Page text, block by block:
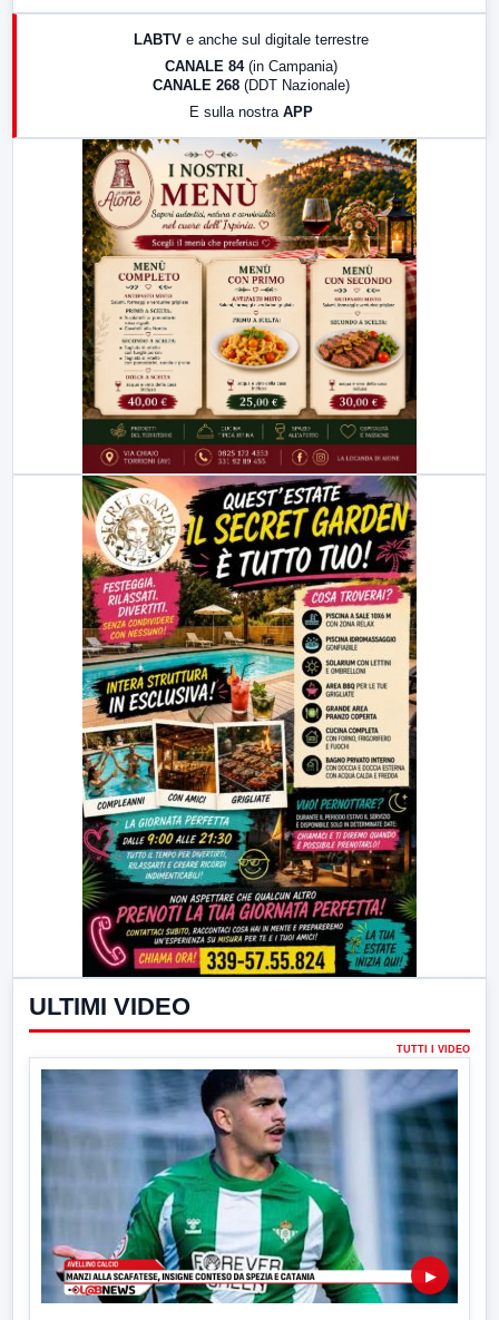
17:00 LabNews (replica)
LabNews (replica)
LABTV e anche sul digitale terrestre
CANALE 84 (in Campania)
CANALE 268 (DDT Nazionale)
E sulla nostra APP
ULTIMI VIDEO
TUTTI I VIDEO
▶